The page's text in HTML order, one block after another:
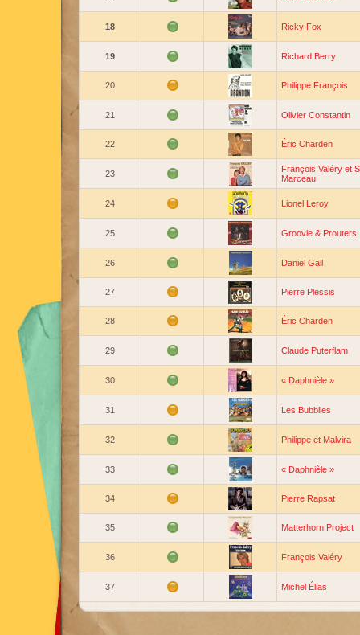
18 Ricky Fox
19 Richard Berry
20 Philippe François
21 Olivier Constantin
22 Éric Charden
23
François Valéry et
Marceau
24 Lionel Leroy
25 Groovie & Prouters
26 Daniel Gall
27 Pierre Plessis
28 Éric Charden
29 Claude Puterflam
30 « Daphnièle »
31 Les Bubblies
32 Philippe et Malvira
33 « Daphnièle »
34 Pierre Rapsat
35 Matterhorn Project
36 François Valéry
37 Michel Élias